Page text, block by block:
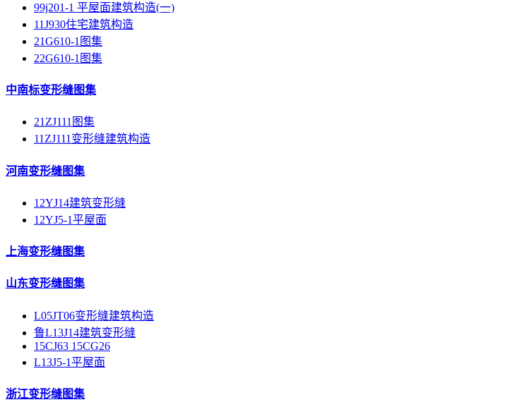
99j201-1 平屋面建筑构造(一)
11J930住宅建筑构造
21G610-1图集
22G610-1图集
中南标变形缝图集
21ZJ111图集
11ZJ111变形缝建筑构造
河南变形缝图集
12YJ14建筑变形缝
12YJ5-1平屋面
上海变形缝图集
山东变形缝图集
L05JT06变形缝建筑构造
鲁L13J14建筑变形缝
15CJ63 15CG26
L13J5-1平屋面
浙江变形缝图集